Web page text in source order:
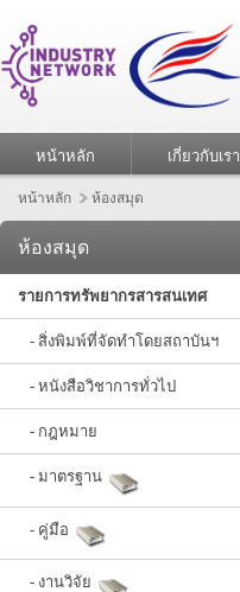
หน้าหลัก เกี่ยวกับเรา
หน้าหลัก ห้องสมุด
ห้องสมุด
รายการทรัพยากรสารสนเทศ
- สิ่งพิมพ์ที่จัดทำโดยสถาบันฯ
- หนังสือวิชาการทั่วไป
- กฎหมาย
- มาตรฐาน
- คู่มือ
- งานวิจัย